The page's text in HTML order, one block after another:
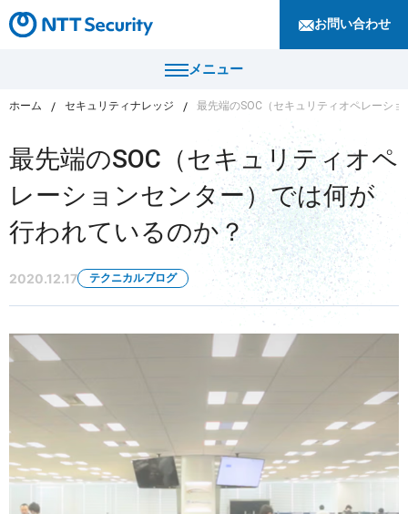
お問い合わせ
メニュー
製品・サービス
セキュリティコンサルティング・教育・相談
セキュリティ管理
セキュリティ監視・検知
OTセキュリティ
サプライチェーンセキュリティ
IoTプロダクトセキュリティ
課題から探す
導入事例
セキュリティナレッジ
ニュース
採用情報
ホーム セキュリティナレッジ 最先端のSOC（セキュリティオペレーシ
最先端のSOC（セキュリティオペ
レーションセンター）では何が
行われているのか？
2020.12.17 テクニカルブログ